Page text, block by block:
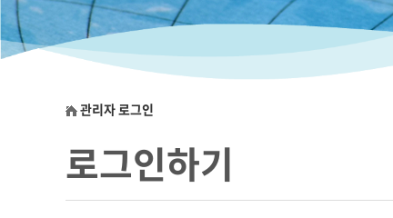
관리자 로그인
로그인하기